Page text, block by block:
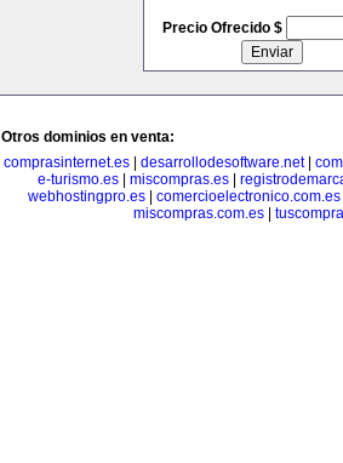
Precio Ofrecido $
Otros dominios en venta:
comprasinternet.es
desarrollodesoftware.net|
e-turismo.es
miscompras.es
webhostingpro.es| comercioelectronico.com.es
miscompras.com.es